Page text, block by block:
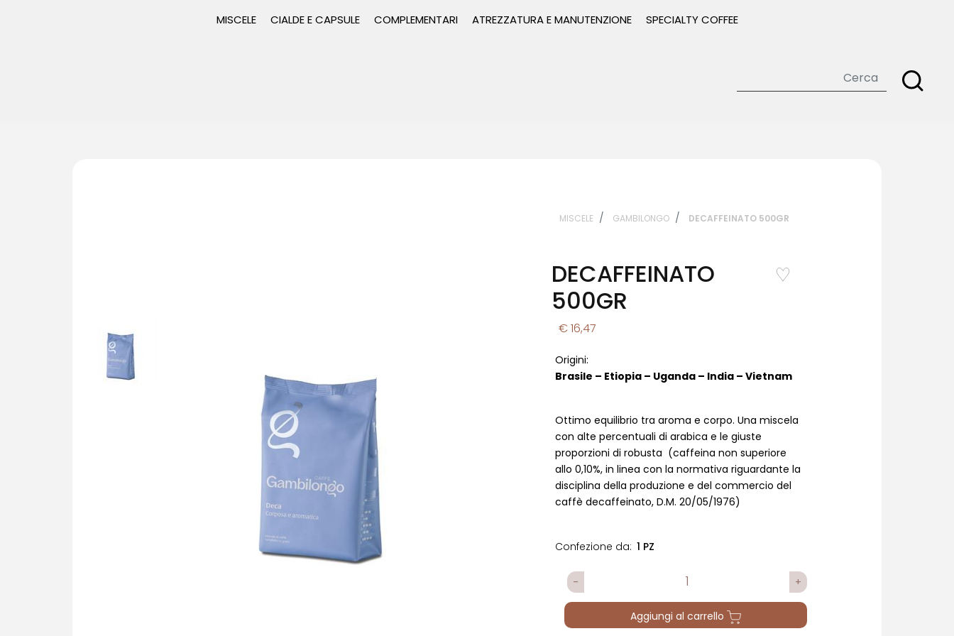
MISCELE CIALDE E CAPSULE COMPLEMENTARI ATREZZATURA E MANUTENZIONE SPECIALTY COFFEE
MISCELE GAMBILONGO DECAFFEINATO 500GR
DECAFFEINATO
500GR
€ 16,47
Origini:
Brasile – Etiopia – Uganda – India – Vietnam
Ottimo equilibrio tra aroma e corpo. Una miscela
con alte percentuali di arabica e le giuste
proporzioni di robusta (caffeina non superiore
allo 0,10%, in linea con la normativa riguardante la
disciplina della produzione e del commercio del
caffè decaffeinato, D.M. 20/05/1976)
Confezione da: 1 PZ
Aggiungi al carrello